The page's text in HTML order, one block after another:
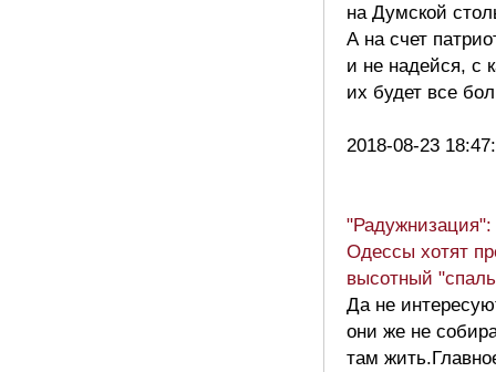
на Думской
А на счет
и не надейся, с
их будет все
2018-08-23
"Радужнизация":
Одессы хотят
высотный
Да не
они же не
там